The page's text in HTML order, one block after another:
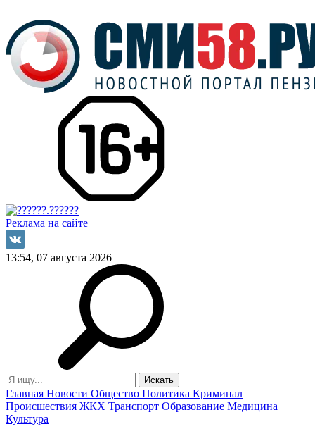
Реклама на сайте
13:54, 07 августа 2026
Главная Новости Общество Политика Криминал
Происшествия ЖКХ Транспорт Образование Медицина
Культура